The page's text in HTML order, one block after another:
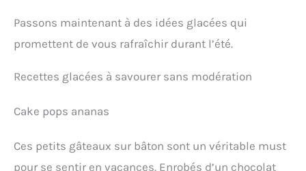
Passons maintenant à des idées glacées qui
promettent de vous rafraîchir durant l’été.
Recettes glacées à savourer sans modération
Cake pops ananas
Ces petits gâteaux sur bâton sont un véritable must
pour se sentir en vacances. Enrobés d’un chocolat